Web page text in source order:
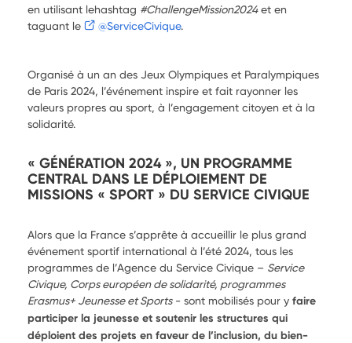
en utilisant lehashtag #ChallengeMission2024et en
taguant le
@ServiceCivique.
Organisé à un an des Jeux Olympiques et Paralympiques
de Paris 2024, l’événement inspire et fait rayonner les
valeurs propres au sport, à l’engagement citoyen et à la
solidarité.
« GÉNÉRATION 2024 », UN PROGRAMME
CENTRAL DANS LE DÉPLOIEMENT DE
MISSIONS « SPORT » DU SERVICE CIVIQUE
Alors que la France s’apprête à accueillir le plus grand
événement sportif international à l’été 2024, tous les
programmes de l’Agence du Service Civique – Service
Civique, Corps européen de solidarité, programmes
Erasmus+ Jeunesse et Sports- sont mobilisés pour y faire
participer la jeunesse et soutenir les structures qui
déploient des projets en faveur de l’inclusion, du bien-